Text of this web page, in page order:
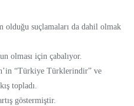
olduğu suçlamaları da dahil olmak
olması için çabalıyor.
“Türkiye Türklerindir” ve
topladı.
göstermiştir.